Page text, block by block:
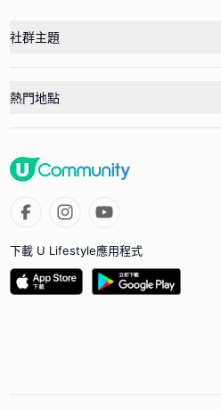
社群主題
熱門地點
下載 U Lifestyle應用程式